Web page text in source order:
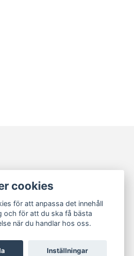
cookies
för att anpassa det innehåll
och för att du ska få bästa
när du handlar hos oss.
Inställningar